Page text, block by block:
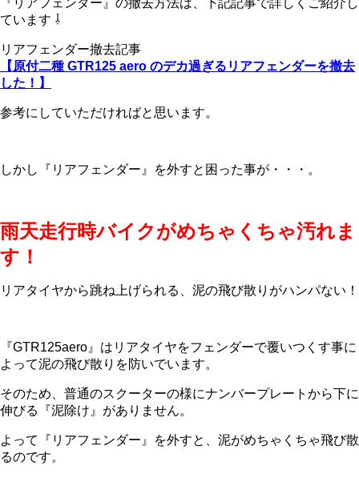
ています ⇩
リアフェンダー撤去記事
【原付二種 GTR125 aero のデカ過ぎるリアフェンダーを撤去
した！】
参考にしていただければと思います。
しかし『リアフェンダー』を外すと困った事が・・・。
雨天走行時バイクがめちゃくちゃ汚れま
す！
リアタイヤから跳ね上げられる、泥の飛び散りがハンパない！
『GTR125aero』はリアタイヤをフェンダーで覆いつくす事に
よって泥の飛び散りを防いでいます。
そのため、普通のスクーターの様にナンバープレートから下に
伸びる『泥除け』がありません。
よって『リアフェンダー』を外すと、泥がめちゃくちゃ飛び散
るのです。